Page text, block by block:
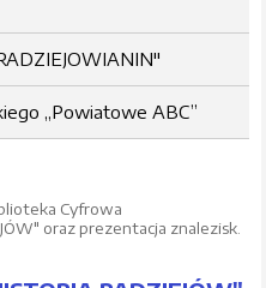
„Powiatowe ABC”
Cyfrowa
oraz prezentacja znalezisk.